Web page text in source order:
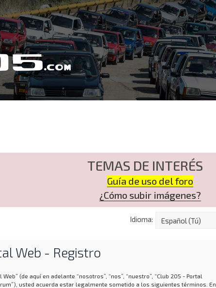
TEMAS DE INTERÉS
Guía de uso del foro
¿Cómo subir imágenes?
Idioma:
Web - Registro
(de aquí en adelante “nosotros”, “nos”, “nuestro”, “Club 205 - Portal
usted acuerda estar legalmente sometido a los siguientes términos. En